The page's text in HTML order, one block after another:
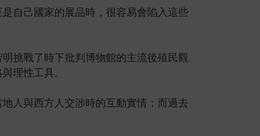
自己國家的展品時，很容易會陷入這些
挑戰了時下批判博物館的主流後殖民觀
理性工具。
人與西方人交涉時的互動實情；而過去